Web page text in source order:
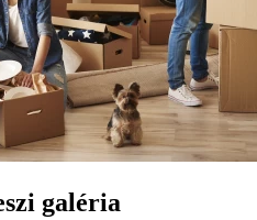
galéria